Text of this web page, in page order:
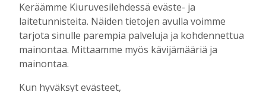
Keräämme Kiuruvesilehdessä eväste- ja
laitetunnisteita. Näiden tietojen avulla voimme
tarjota sinulle parempia palveluja ja kohdennettua
mainontaa. Mittaamme myös kävijämääriä ja
mainontaa.
Kun hyväksyt evästeet,